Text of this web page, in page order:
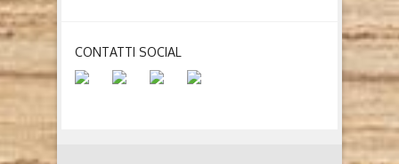
CONTATTI SOCIAL